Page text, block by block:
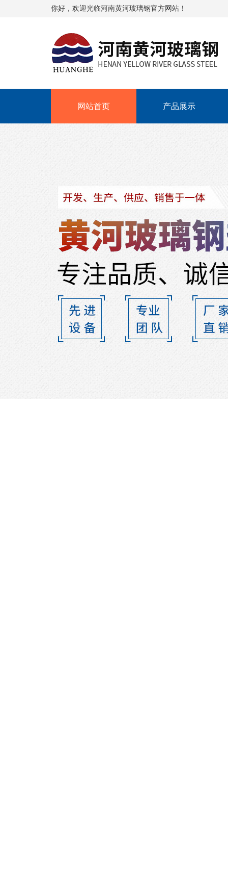
你好，欢迎光临河南黄河玻璃钢官方网站！
网站首页 产品展示